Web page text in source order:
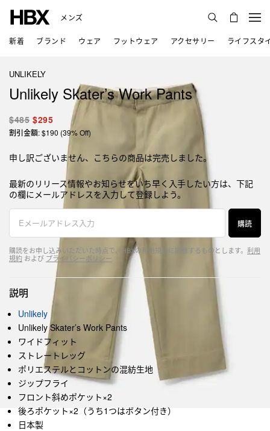
メンズ
新着 ブランド ウェア フットウェア アクセサリー ライフスタ
UNLIKELY
Unlikely Skater’s Work Pants
$485 $295
割引金額: $190 (39% Off)
申し訳ございません、こちらの商品は完売しました。
最新のリリース情報やお知らせをいち早く入手したい方は、下記
の欄にメールアドレスを入力して登録しよう。
購読
購読をお申し込みいただいた時点で、HBXの利用規約に同意するものとします。 利用
規約 および プライバシーポリシー
説明
Unlikely
Unlikely Skater’s Work Pants
ワイドフィット
ストレートレッグ
ポリエステルとコットンの混紡生地
ジップフライ
フロント斜めポケット×2
後ろポケット×2（うち1つはボタン付き）
日本製